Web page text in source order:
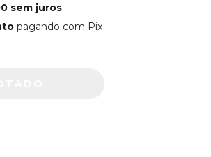
sem juros
pagando com Pix